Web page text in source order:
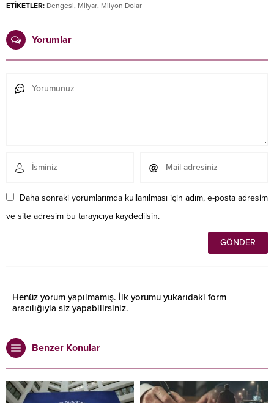
ETİKETLER: Dengesi, Milyar, Milyon Dolar
Yorumlar
Daha sonraki yorumlarımda kullanılması için adım, e-posta adresim
ve site adresim bu tarayıcıya kaydedilsin.
Henüz yorum yapılmamış. İlk yorumu yukarıdaki form
aracılığıyla siz yapabilirsiniz.
Benzer Konular